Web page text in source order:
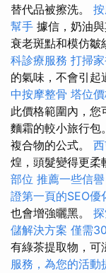
替代品被擦洗。
幫手 據信，奶油
衰老斑點和模仿皺
科診療服務 打掃
的氣味，不會引起
中按摩整骨 塔位
此價格範圍內，您
麵霜的較小旅行
複合物的公式。
煌，頭髮變得更柔
部位 推薦一些信
證第一頁的SEO優
也會增強曬黑。
儲解決方案 僅需
有綠茶提取物，可
服務，為您的活動